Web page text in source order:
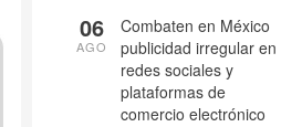
Combaten en México
publicidad irregular en
redes sociales y
plataformas de
comercio electrónico
06
AGO